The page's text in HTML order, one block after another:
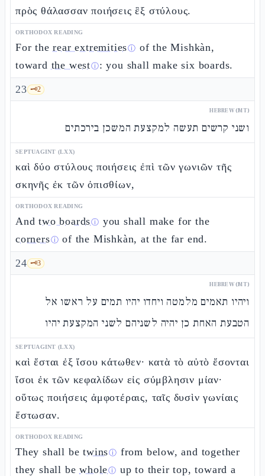
πρὸς θάλασσαν ποιήσεις ἓξ στύλους.
ORTHODOX READING
For therear extremitiesⓘ of the Mishkàn,
toward the westⓘ: you shall make six boards.
23 🗝️2
HEBREW (MT)
ושני קרשים תעשה למקצעת המשכן בירכתים
SEPTUAGINT (LXX)
καὶ δύο στύλους ποιήσεις ἐπὶ τῶν γωνιῶν τῆς
σκηνῆς ἐκ τῶν ὀπισθίων,
ORTHODOX READING
Andtwo boardsⓘ you shall make for the
cornersⓘ of the Mishkàn, at the far end.
24 🗝️3
HEBREW (MT)
ויהיו תאמים מלמטה ויחדו יהיו תמים על ראשו אל
הטבעת האחת כן יהיה לשניהם לשני המקצעת יהיו
SEPTUAGINT (LXX)
καὶ ἔσται ἐξ ἴσου κάτωθεν· κατὰ τὸ αὐτὸ ἔσονται
ἴσοι ἐκ τῶν κεφαλίδων εἰς σύμβλησιν μίαν·
οὕτως ποιήσεις ἀμφοτέραις, ταῖς δυσὶν γωνίαις
ἔστωσαν.
ORTHODOX READING
They shall betwinsⓘ from below, and together
they shall bewholeⓘ up to their top, toward a